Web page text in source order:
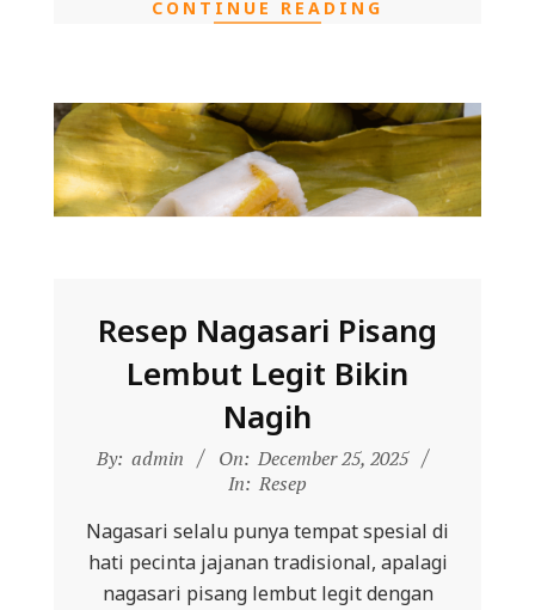
CONTINUE READING
Resep Nagasari Pisang
Lembut Legit Bikin
Nagih
2025-
By: admin On: December 25, 2025
In: Resep
Nagasari selalu punya tempat spesial di
hati pecinta jajanan tradisional, apalagi
nagasari pisang lembut legit dengan